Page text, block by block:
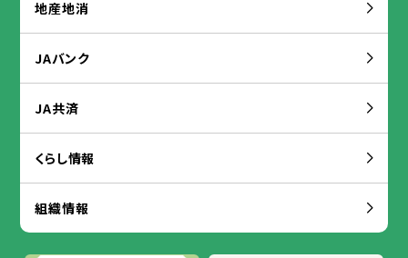
地産地消
JAバンク
JA共済
くらし情報
組織情報